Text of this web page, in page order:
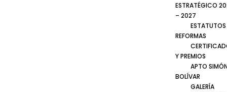
ESTRATÉGICO
– 2027
ESTATUTOS
REFORMAS
Y PREMIOS
APTO
BOLÍVAR
GALERÍA